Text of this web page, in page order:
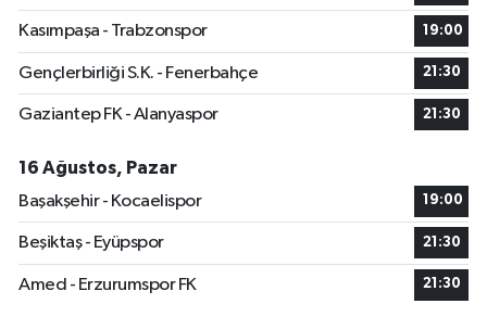
Kasımpaşa - Trabzonspor 19:00
Gençlerbirliği S.K. - Fenerbahçe 21:30
Gaziantep FK - Alanyaspor 21:30
16 Ağustos, Pazar
Başakşehir - Kocaelispor
19:00
Beşiktaş - Eyüpspor 21:30
Amed - Erzurumspor FK 21:30